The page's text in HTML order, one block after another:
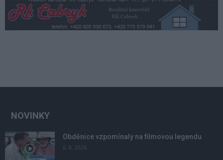
NOVINKY
Obděnice vzpomínaly na filmovou legendu
6. 8. 2026